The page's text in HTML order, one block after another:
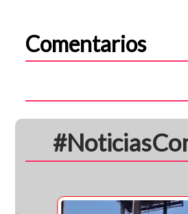
Comentarios